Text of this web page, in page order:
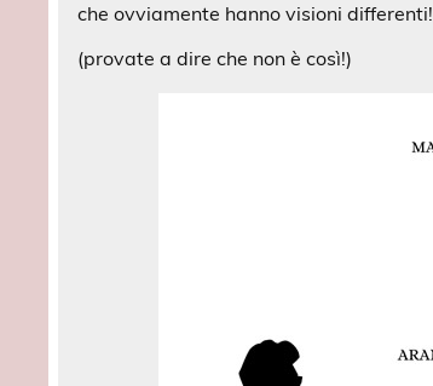
che ovviamente hanno visioni differenti!
(provate a dire che non è così!)